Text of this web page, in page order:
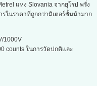
แห่ง Slovania จากยุโรป พรั่ง
ในราคาที่ถูกกว่ามิเตอร์ชั้นนำมาก
1000V
counts ในการวัดปกติและ